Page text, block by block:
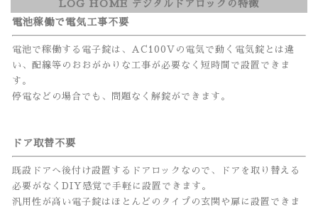
LOG HOME デジタルドアロックの特徴
電池稼働で電気工事不要
電池で稼働する電子錠は、AC100Vの電気で動く電気錠とは違
い、配線等のおおがかりな工事が必要なく短時間で設置できま
す。
停電などの場合でも、問題なく解錠ができます。
ドア取替不要
既設ドアへ後付け設置するドアロックなので、ドアを取り替える
必要がなくDIY感覚で手軽に設置できます。
汎用性が高い電子錠はほとんどのタイプの玄関や扉に設置できま